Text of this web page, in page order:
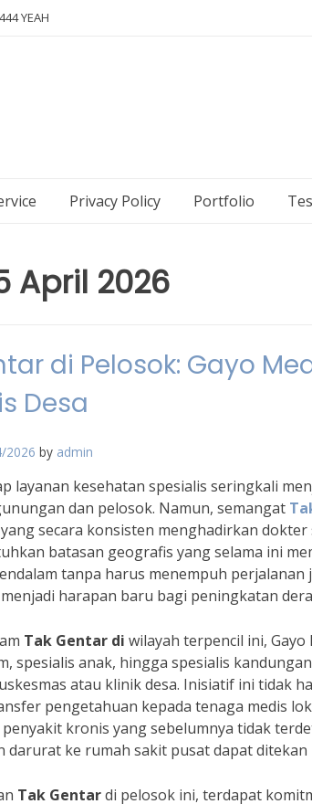
YEAH
Privacy Policy Portfolio
April 2026
di Pelosok: Gayo
Desa
2026 by admin
layanan kesehatan spesialis seringkali
dan pelosok. Namun, semangat
secara konsisten menghadirkan
batasan geografis yang selama ini
tanpa harus menempuh
harapan baru bagi peningkatan
Tak Gentar di wilayah terpencil ini,
spesialis anak, hingga spesialis
atau klinik desa. Inisiatif ini tidak
pengetahuan kepada tenaga medis
kronis yang sebelumnya tidak
darurat ke rumah sakit pusat dapat
Tak Gentardi pelosok ini, terdapat